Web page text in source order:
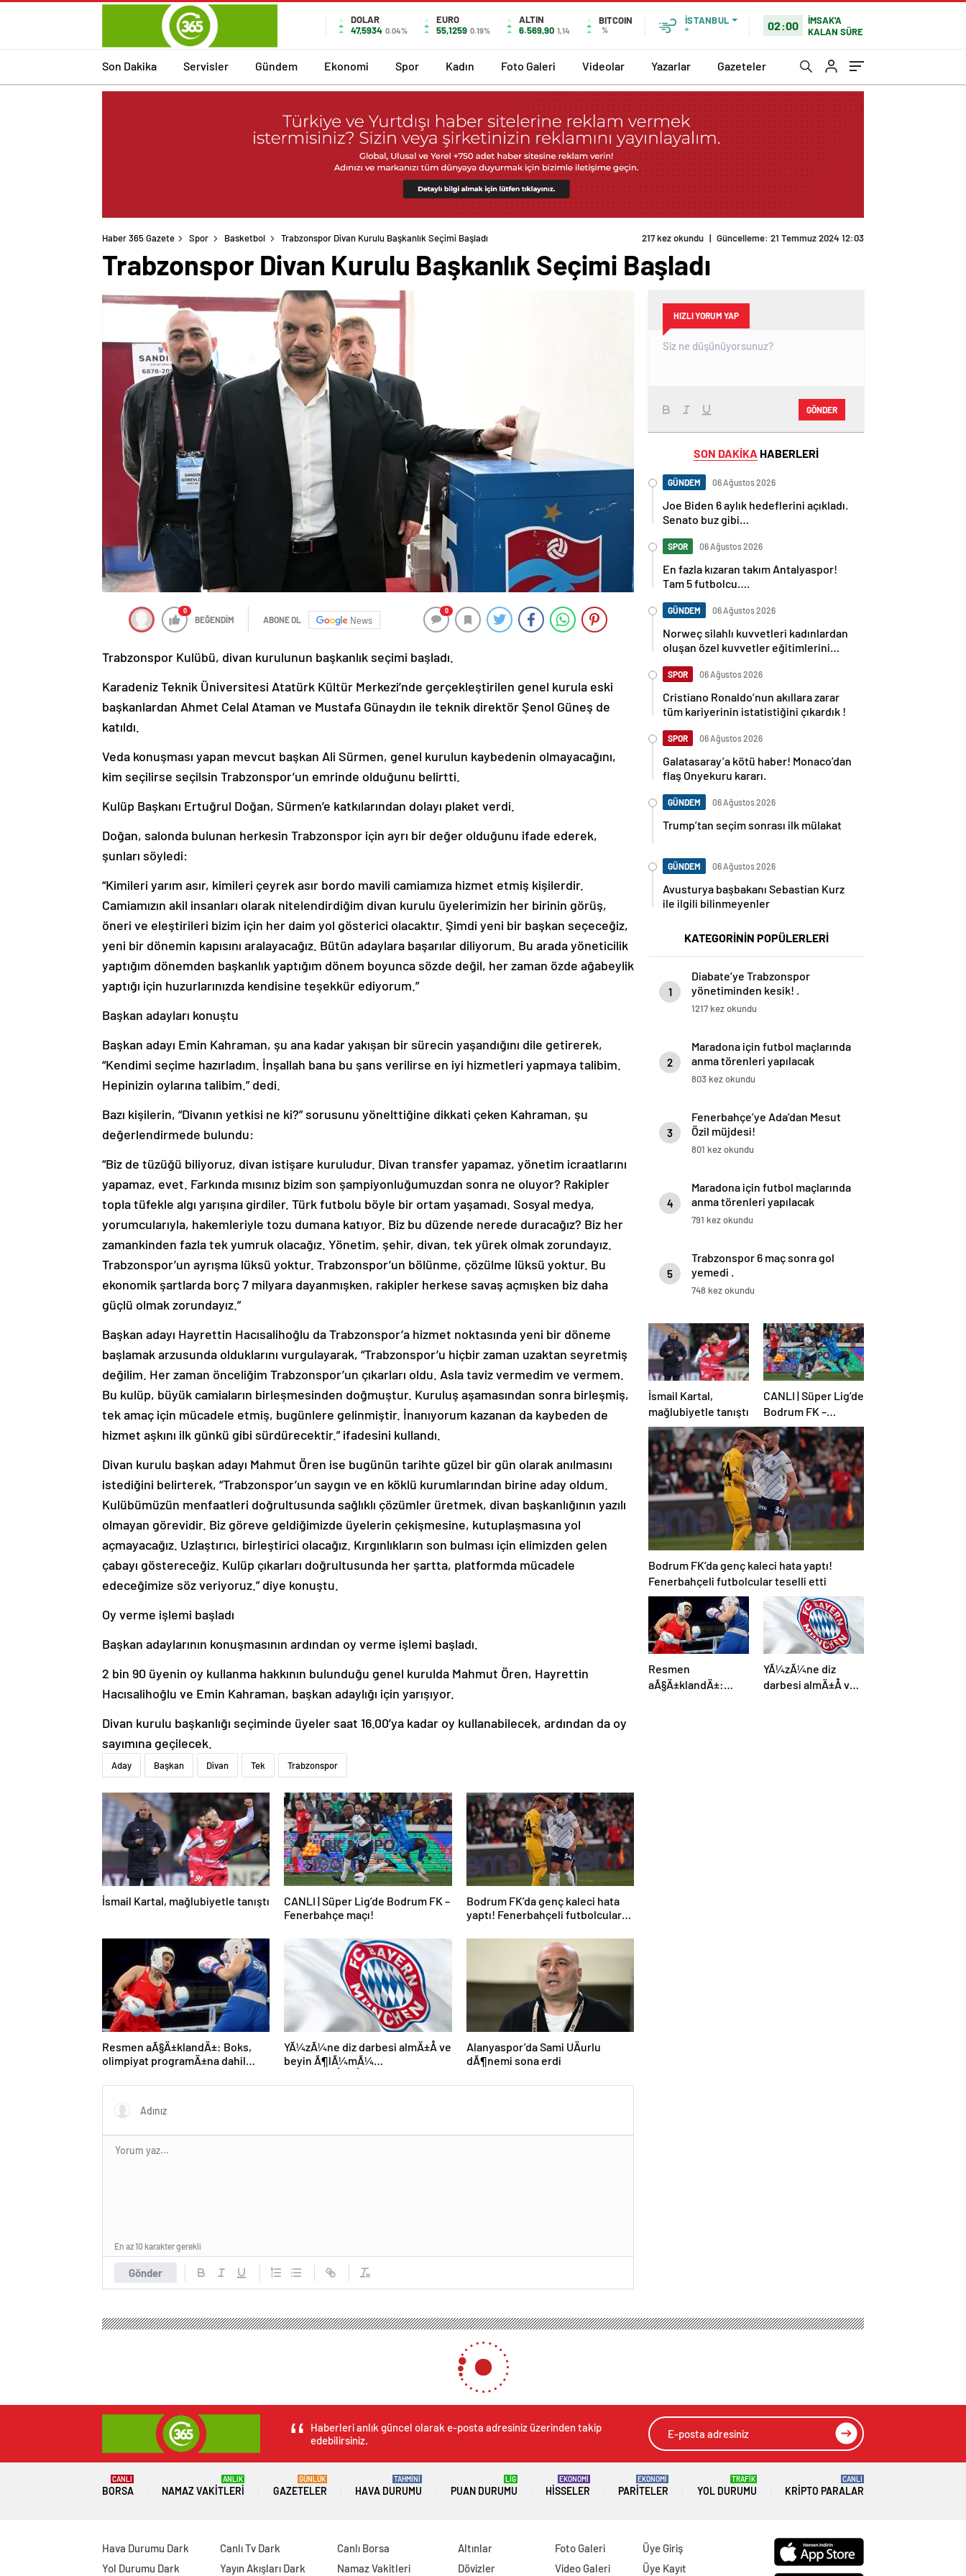
DOLAR
47,5934 0.04%
EURO
55,1259 0.19%
ALTIN
6.569,90 1,14
BITCOIN
%
İSTANBUL
°
02:00
İMSAK'A
KALAN SÜRE
Son Dakika Servisler Gündem Ekonomi Spor Kadın Foto Galeri Videolar Yazarlar Gazeteler
Haber 365 Gazete Spor Basketbol Trabzonspor Divan Kurulu Başkanlık Seçimi Başladı
Trabzonspor Divan Kurulu Başkanlık Seçimi Başladı
0
BEĞENDİM ABONE OL News
0
Trabzonspor Kulübü, divan kurulunun başkanlık seçimi başladı.
Karadeniz Teknik Üniversitesi Atatürk Kültür Merkezi’nde gerçekleştirilen genel kurula eski
başkanlardan Ahmet Celal Ataman ve Mustafa Günaydın ile teknik direktör Şenol Güneş de
katıldı.
Veda konuşması yapan mevcut başkan Ali Sürmen, genel kurulun kaybedenin olmayacağını,
kim seçilirse seçilsin Trabzonspor’un emrinde olduğunu belirtti.
Kulüp Başkanı Ertuğrul Doğan, Sürmen’e katkılarından dolayı plaket verdi.
Doğan, salonda bulunan herkesin Trabzonspor için ayrı bir değer olduğunu ifade ederek,
şunları söyledi:
“Kimileri yarım asır, kimileri çeyrek asır bordo mavili camiamıza hizmet etmiş kişilerdir.
Camiamızın akil insanları olarak nitelendirdiğim divan kurulu üyelerimizin her birinin görüş,
öneri ve eleştirileri bizim için her daim yol gösterici olacaktır. Şimdi yeni bir başkan seçeceğiz,
yeni bir dönemin kapısını aralayacağız. Bütün adaylara başarılar diliyorum. Bu arada yöneticilik
yaptığım dönemden başkanlık yaptığım dönem boyunca sözde değil, her zaman özde ağabeylik
yaptığı için huzurlarınızda kendisine teşekkür ediyorum.”
Başkan adayları konuştu
Başkan adayı Emin Kahraman, şu ana kadar yakışan bir sürecin yaşandığını dile getirerek,
“Kendimi seçime hazırladım. İnşallah bana bu şans verilirse en iyi hizmetleri yapmaya talibim.
Hepinizin oylarına talibim.” dedi.
Bazı kişilerin, “Divanın yetkisi ne ki?” sorusunu yönelttiğine dikkati çeken Kahraman, şu
değerlendirmede bulundu:
“Biz de tüzüğü biliyoruz, divan istişare kuruludur. Divan transfer yapamaz, yönetim icraatlarını
yapamaz, evet. Farkında mısınız bizim son şampiyonluğumuzdan sonra ne oluyor? Rakipler
topla tüfekle algı yarışına girdiler. Türk futbolu böyle bir ortam yaşamadı. Sosyal medya,
yorumcularıyla, hakemleriyle tozu dumana katıyor. Biz bu düzende nerede duracağız? Biz her
zamankinden fazla tek yumruk olacağız. Yönetim, şehir, divan, tek yürek olmak zorundayız.
Trabzonspor’un ayrışma lüksü yoktur. Trabzonspor’un bölünme, çözülme lüksü yoktur. Bu
ekonomik şartlarda borç 7 milyara dayanmışken, rakipler herkese savaş açmışken biz daha
güçlü olmak zorundayız.”
Başkan adayı Hayrettin Hacısalihoğlu da Trabzonspor’a hizmet noktasında yeni bir döneme
başlamak arzusunda olduklarını vurgulayarak, “Trabzonspor’u hiçbir zaman uzaktan seyretmiş
değilim. Her zaman önceliğim Trabzonspor’un çıkarları oldu. Asla taviz vermedim ve vermem.
Bu kulüp, büyük camiaların birleşmesinden doğmuştur. Kuruluş aşamasından sonra birleşmiş,
tek amaç için mücadele etmiş, bugünlere gelinmiştir. İnanıyorum kazanan da kaybeden de
hizmet aşkını ilk günkü gibi sürdürecektir.” ifadesini kullandı.
Divan kurulu başkan adayı Mahmut Ören ise bugünün tarihte güzel bir gün olarak anılmasını
istediğini belirterek, “Trabzonspor’un saygın ve en köklü kurumlarından birine aday oldum.
Kulübümüzün menfaatleri doğrultusunda sağlıklı çözümler üretmek, divan başkanlığının yazılı
olmayan görevidir. Biz göreve geldiğimizde üyelerin çekişmesine, kutuplaşmasına yol
açmayacağız. Uzlaştırıcı, birleştirici olacağız. Kırgınlıkların son bulması için elimizden gelen
çabayı göstereceğiz. Kulüp çıkarları doğrultusunda her şartta, platformda mücadele
edeceğimize söz veriyoruz.” diye konuştu.
Oy verme işlemi başladı
Başkan adaylarının konuşmasının ardından oy verme işlemi başladı.
2 bin 90 üyenin oy kullanma hakkının bulunduğu genel kurulda Mahmut Ören, Hayrettin
Hacısalihoğlu ve Emin Kahraman, başkan adaylığı için yarışıyor.
Divan kurulu başkanlığı seçiminde üyeler saat 16.00’ya kadar oy kullanabilecek, ardından da oy
sayımına geçilecek.
Aday Başkan Divan Tek Trabzonspor
İsmail Kartal, mağlubiyetle tanıştı
CANLI | Süper Lig’de Bodrum FK –
Fenerbahçe maçı!
Bodrum FK’da genç kaleci hata
yaptı! Fenerbahçeli futbolcular
Resmen aÃ§Ä±klandÄ±: Boks,
olimpiyat programÄ±na dahil
YÃ¼zÃ¼ne diz darbesi almÄ±Å ve
beyin Ã¶lÃ¼mÃ¼
MÃ¼nih DÃ¼nya KarmasÄ±’nÄ±n
Alanyaspor’da Sami UÄurlu
dÃ¶nemi sona erdi
Gönder
En az 10 karakter gerekli
HIZLI YORUM YAP
GÖNDER
SON DAKİKA HABERLERİ
GÜNDEM 06 Ağustos 2026
Joe Biden 6 aylık hedeflerini açıkladı.
Senato buz gibi…
SPOR 06 Ağustos 2026
En fazla kızaran takım Antalyaspor!
Tam 5 futbolcu….
GÜNDEM 06 Ağustos 2026
Norweç silahlı kuvvetleri kadınlardan
oluşan özel kuvvetler eğitimlerini
SPOR 06 Ağustos 2026
Cristiano Ronaldo’nun akıllara zarar
tüm kariyerinin istatistiğini çıkardık !
SPOR 06 Ağustos 2026
Galatasaray’a kötü haber! Monaco’dan
flaş Onyekuru kararı.
GÜNDEM 06 Ağustos 2026
Trump’tan seçim sonrası ilk mülakat
GÜNDEM 06 Ağustos 2026
Avusturya başbakanı Sebastian Kurz
ile ilgili bilinmeyenler
KATEGORİNİN POPÜLERLERİ
1
Diabate’ye Trabzonspor
yönetiminden kesik! .
1217 kez okundu
2
Maradona için futbol maçlarında
anma törenleri yapılacak
803 kez okundu
3
Fenerbahçe’ye Ada’dan Mesut
Özil müjdesi!
801 kez okundu
4
Maradona için futbol maçlarında
anma törenleri yapılacak
791 kez okundu
5
Trabzonspor 6 maç sonra gol
yemedi .
748 kez okundu
İsmail Kartal,
mağlubiyetle tanıştı
CANLI | Süper Lig’de
Bodrum FK –
Fenerbahçe maçı!
Bodrum FK’da genç kaleci hata yaptı!
Fenerbahçeli futbolcular teselli etti
Resmen
aÃ§Ä±klandÄ±:
YÃ¼zÃ¼ne diz
darbesi almÄ±Å ve
Avrupa şampiyonluğundan sonra hedef dünya şampiyonluğu
Avrupa şampiyonluğundan sonra hedef dünya şampiyonluğu
HABERLERİ